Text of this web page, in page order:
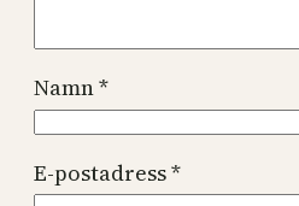
Namn*
E-postadress*